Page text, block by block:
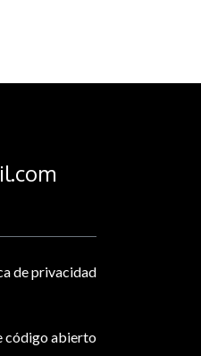
de privacidad
código abierto